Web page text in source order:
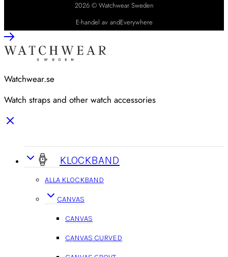
2026 © Watchwear Sweden
E-handel av andEverywhere
Watchwear.se
Watch straps and other watch accessories
KLOCKBAND
ALLA KLOCKBAND
CANVAS
CANVAS
CANVAS CURVED